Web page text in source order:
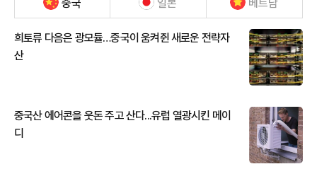
중국 일본 베트남
희토류 다음은 광모듈…중국이 움켜쥔 새로운 전략자
산
중국산 에어콘을 웃돈 주고 산다...유럽 열광시킨 메이
디